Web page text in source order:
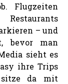
Flugzeiten
– und
bevor man
sieht es
ihre Trips
da mit